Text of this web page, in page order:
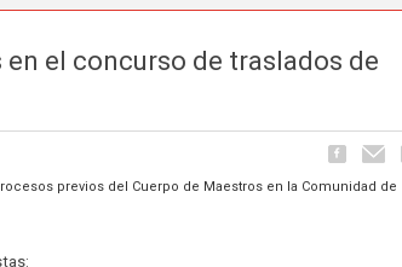
el concurso de traslados de
previos del Cuerpo de Maestros en la Comunidad de